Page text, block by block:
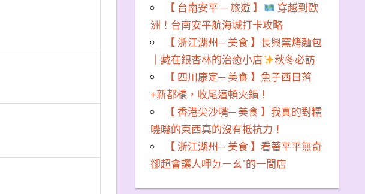
【 台南安平 ─ 旅遊 】
穿越到歐
洲！台南安平航海城打卡攻略
【 浙江湖州─ 美食 】長興窯烤麵包
｜藏在銀杏林的治癒小店
秋冬必訪
【 四川康定─ 美食 】魚子西日落
+新都橋，收尾這頓火鍋！
【 香港尖沙嘴─ 美食 】我真的對糯
嘰嘰的東西真的沒有抵抗力！
【 浙江湖州─ 美食 】看著平平無奇
卻超會讓人呷ㄉㄧㄠˊ的一間店